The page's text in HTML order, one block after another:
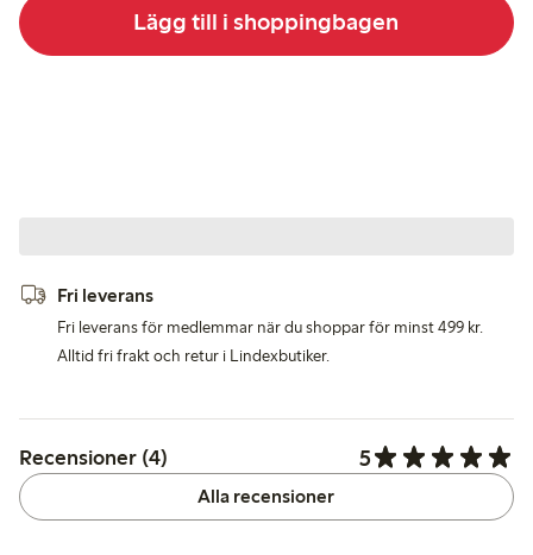
Lägg till i shoppingbagen
Fri leverans
Fri leverans för medlemmar när du shoppar för minst 499 kr.
Alltid fri frakt och retur i Lindexbutiker.
Recensioner (4) 5
Alla recensioner